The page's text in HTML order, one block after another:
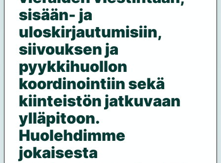
sisään- ja
uloskirjautumisiin,
siivouksen ja
pyykkihuollon
koordinointiin sekä
kiinteistön jatkuvaan
ylläpitoon.
Huolehdimme
jokaisesta